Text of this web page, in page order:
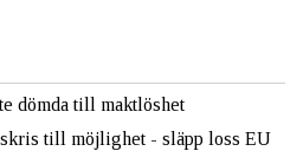
dömda till maktlöshet
till möjlighet - släpp loss EU